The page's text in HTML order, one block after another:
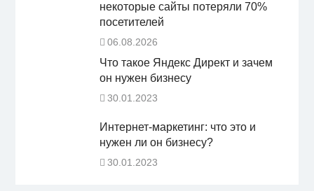
некоторые сайты потеряли 70%
посетителей
06.08.2026
Что такое Яндекс Директ и зачем
он нужен бизнесу
30.01.2023
Интернет-маркетинг: что это и
нужен ли он бизнесу?
30.01.2023